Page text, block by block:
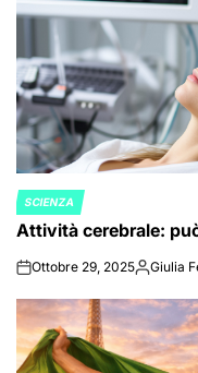
POSTED
IN
SCIENZA
Attività cerebrale:
onOttobre 29, 2025Posted
Giulia